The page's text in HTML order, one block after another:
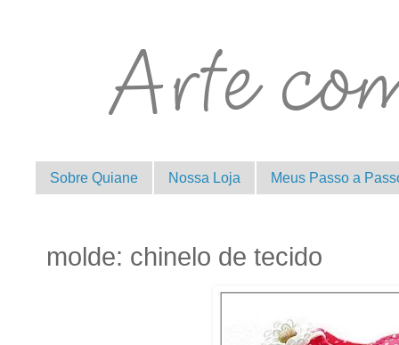
Sobre Quiane Nossa Loja Meus Passo a
molde: chinelo de tecido